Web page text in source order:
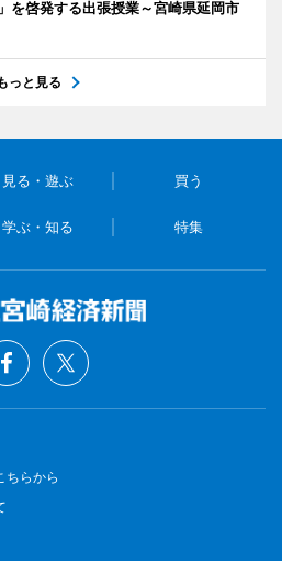
を啓発する出張授業～宮崎県延岡市
っと見る
見る・遊ぶ 買う
学ぶ・知る 特集
ちらから